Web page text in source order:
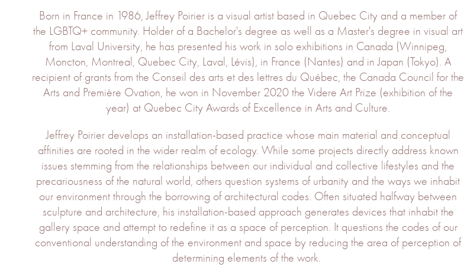
Born in France in 1986, Jeffrey Poirier is a visual artist based in Quebec City and a member of
the LGBTQ+ community. Holder of a Bachelor's degree as well as a Master's degree in visual art
from Laval University, he has presented his work in solo exhibitions in Canada (Winnipeg,
Moncton, Montreal, Quebec City, Laval, Lévis), in France (Nantes) and in Japan (Tokyo). A
recipient of grants from the Conseil des arts et des lettres du Québec, the Canada Council for the
Arts and Première Ovation, he won in November 2020 the Videre Art Prize (exhibition of the
year) at Quebec City Awards of Excellence in Arts and Culture.
Jeffrey Poirier develops an installation-based practice whose main material and conceptual
affinities are rooted in the wider realm of ecology. While some projects directly address known
issues stemming from the relationships between our individual and collective lifestyles and the
precariousness of the natural world, others question systems of urbanity and the ways we inhabit
our environment through the borrowing of architectural codes. Often situated halfway between
sculpture and architecture, his installation-based approach generates devices that inhabit the
gallery space and attempt to redefine it as a space of perception. It questions the codes of our
conventional understanding of the environment and space by reducing the area of perception of
determining elements of the work.